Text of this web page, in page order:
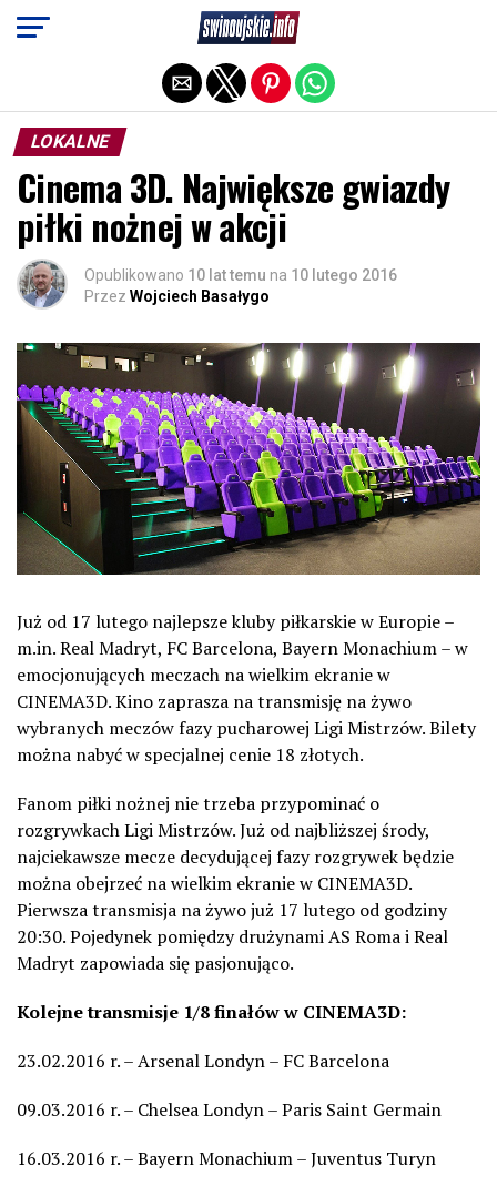
LOKALNE
Cinema 3D. Największe gwiazdy
piłki nożnej w akcji
Opublikowano 10 lat temu na 10 lutego 2016
Przez Wojciech Basałygo
Już od 17 lutego najlepsze kluby piłkarskie w Europie –
m.in. Real Madryt, FC Barcelona, Bayern Monachium – w
emocjonujących meczach na wielkim ekranie w
CINEMA3D. Kino zaprasza na transmisję na żywo
wybranych meczów fazy pucharowej Ligi Mistrzów. Bilety
można nabyć w specjalnej cenie 18 złotych.
Fanom piłki nożnej nie trzeba przypominać o
rozgrywkach Ligi Mistrzów. Już od najbliższej środy,
najciekawsze mecze decydującej fazy rozgrywek będzie
można obejrzeć na wielkim ekranie w CINEMA3D.
Pierwsza transmisja na żywo już 17 lutego od godziny
20:30. Pojedynek pomiędzy drużynami AS Roma i Real
Madryt zapowiada się pasjonująco.
Kolejne transmisje 1/8 finałów w CINEMA3D:
23.02.2016 r. – Arsenal Londyn – FC Barcelona
09.03.2016 r. – Chelsea Londyn – Paris Saint Germain
16.03.2016 r. – Bayern Monachium – Juventus Turyn
Exit mobile version